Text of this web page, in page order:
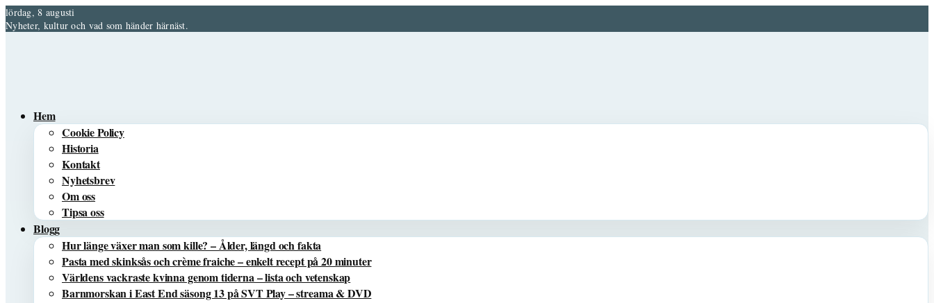
lördag, 8 augusti
Nyheter, kultur och vad som händer härnäst.
Hem
Cookie Policy
Historia
Kontakt
Nyhetsbrev
Om oss
Tipsa oss
Blogg
Hur länge växer man som kille? – Ålder, längd och fakta
Pasta med skinksås och crème fraiche – enkelt recept på 20 minuter
Världens vackraste kvinna genom tiderna – lista och vetenskap
Barnmorskan i East End säsong 13 på SVT Play – streama & DVD